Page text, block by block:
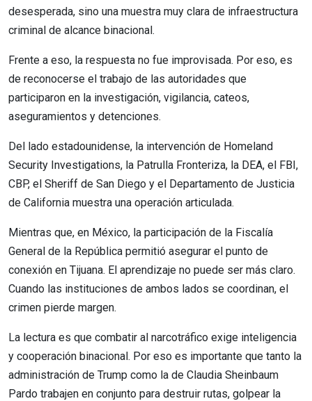
desesperada, sino una muestra muy clara de infraestructura
criminal de alcance binacional.
Frente a eso, la respuesta no fue improvisada. Por eso, es
de reconocerse el trabajo de las autoridades que
participaron en la investigación, vigilancia, cateos,
aseguramientos y detenciones.
Del lado estadounidense, la intervención de Homeland
Security Investigations, la Patrulla Fronteriza, la DEA, el FBI,
CBP, el Sheriff de San Diego y el Departamento de Justicia
de California muestra una operación articulada.
Mientras que, en México, la participación de la Fiscalía
General de la República permitió asegurar el punto de
conexión en Tijuana. El aprendizaje no puede ser más claro.
Cuando las instituciones de ambos lados se coordinan, el
crimen pierde margen.
La lectura es que combatir al narcotráfico exige inteligencia
y cooperación binacional. Por eso es importante que tanto la
administración de Trump como la de Claudia Sheinbaum
Pardo trabajen en conjunto para destruir rutas, golpear la